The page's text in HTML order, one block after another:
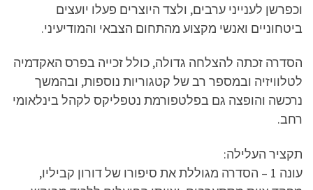
וכפרשן לענייני ערבים, ולצד היוצרים פעלו יועצים
ביטחוניים ואנשי מקצוע מהתחום הצבאי והמודיעיני.
הסדרה זכתה להצלחה גדולה, כולל זכייה בפרס האקדמיה
לטלוויזיה ובמספר רב של קטגוריות נוספות, ובהמשך
נרכשה והופצה גם בפלטפורמת נטפליקס לקהל בינלאומי
רחב.
תקציר העלילה:
עונה 1 – הסדרה מגוללת את סיפורו של דורון קביליו,